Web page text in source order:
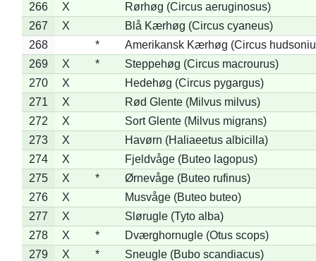
266
X
Rørhøg (Circus aeruginosus)
267
X
Blå Kærhøg (Circus cyaneus)
268
*
Amerikansk Kærhøg (Circus
269
X *
Steppehøg (Circus macrourus)
270
X
Hedehøg (Circus pygargus)
271
X
Rød Glente (Milvus milvus)
272
X
Sort Glente (Milvus migrans)
273
X
Havørn (Haliaeetus albicilla)
274
X
Fjeldvåge (Buteo lagopus)
275
X *
Ørnevåge (Buteo rufinus)
276
X
Musvåge (Buteo buteo)
277
X
Slørugle (Tyto alba)
278
X *
Dværghornugle (Otus scops)
279
X *
Sneugle (Bubo scandiacus)